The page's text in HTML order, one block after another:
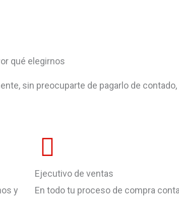
qué elegirnos
sin preocuparte de pagarlo de
y
Ejecutivo de ventas
En todo tu proceso de compra